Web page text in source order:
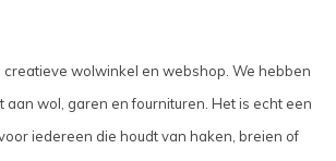
creatieve wolwinkel en webshop. We hebben
aan wol, garen en fournituren. Het is echt een
iedereen die houdt van haken, breien of